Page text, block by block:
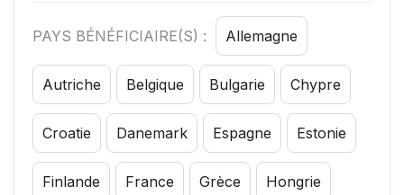
PAYS BÉNÉFICIAIRE(S) : Allemagne
Autriche Belgique Bulgarie Chypre
Croatie Danemark Espagne Estonie
Finlande France Grèce Hongrie